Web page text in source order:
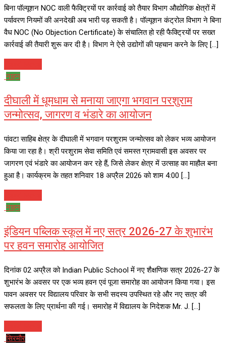
बिना पॉल्यूशन NOC वाली फैक्ट्रियों पर कार्रवाई को तैयार विभाग औद्योगिक क्षेत्रों में
पर्यावरण नियमों की अनदेखी अब भारी पड़ सकती है। पॉल्यूशन कंट्रोल विभाग ने बिना
वैध NOC (No Objection Certificate) के संचालित हो रही फैक्ट्रियों पर सख्त
कार्रवाई की तैयारी शुरू कर दी है। विभाग ने ऐसे उद्योगों की पहचान करने के लिए […]
नाहन
दीघाली में धूमधाम से मनाया जाएगा भगवान परशुराम
जन्मोत्सव, जागरण व भंडारे का आयोजन
पांवटा साहिब क्षेत्र के दीघाली में भगवान परशुराम जन्मोत्सव को लेकर भव्य आयोजन
किया जा रहा है। श्री परशुराम सेवा समिति एवं समस्त ग्रामवासी इस अवसर पर
जागरण एवं भंडारे का आयोजन कर रहे हैं, जिसे लेकर क्षेत्र में उत्साह का माहौल बना
हुआ है। कार्यक्रम के तहत शनिवार 18 अप्रैल 2026 को शाम 4:00 […]
नाहन
इंडियन पब्लिक स्कूल में नए सत्र 2026-27 के शुभारंभ
पर हवन समारोह आयोजित
दिनांक 02 अप्रैल को Indian Public School में नए शैक्षणिक सत्र 2026-27 के
शुभारंभ के अवसर पर एक भव्य हवन एवं पूजा समारोह का आयोजन किया गया। इस
पावन अवसर पर विद्यालय परिवार के सभी सदस्य उपस्थित रहे और नए सत्र की
सफलता के लिए प्रार्थना की गई। समारोह में विद्यालय के निदेशक Mr. J. […]
सिरमौर